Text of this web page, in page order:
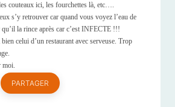
couteaux ici, les fourchettes là, etc….
s’y retrouver car quand vous voyez l’eau de
la rince après car c’est INFECTE !!!
celui d’un restaurant avec serveuse. Trop
moi.
PARTAGER